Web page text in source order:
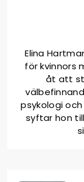
Elina
för kvinnors
åt att
psykologi
syftar hon